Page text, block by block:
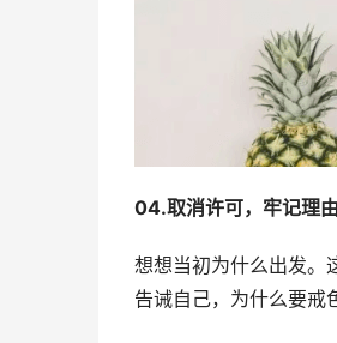
04.取消许可，牢记理由
想想当初为什么出发。
告诫自己，为什么要戒